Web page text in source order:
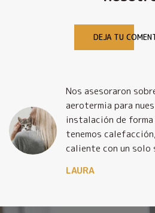
DEJA TU
Nos asesoraron
aerotermia para
instalación de
tenemos
caliente con un solo
LAURA